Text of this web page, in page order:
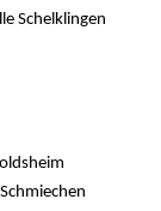
Schelklingen